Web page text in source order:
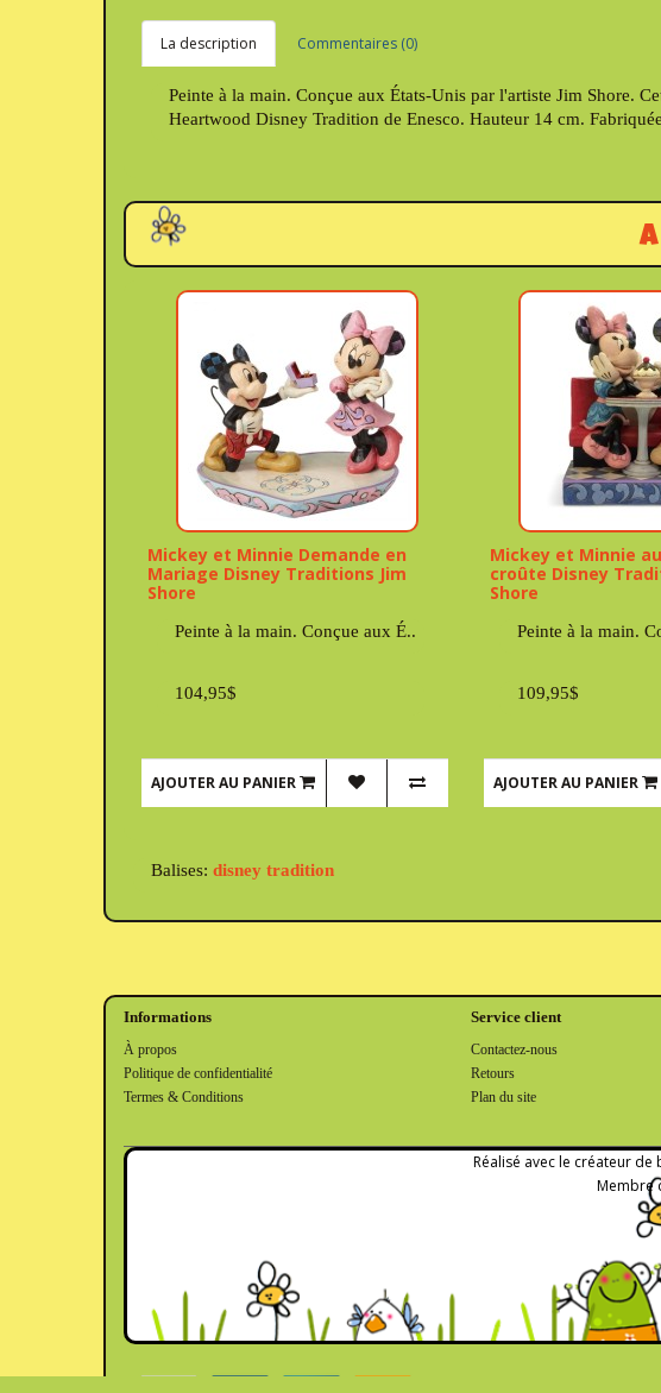
La description Commentaires (0)
Peinte à la main. Conçue aux États-Unis par l'artiste Jim Shore.
Heartwood Disney Tradition de Enesco. Hauteur 14 cm.
Mickey et Minnie Demande en
Mariage Disney Traditions Jim
Shore
Peinte à la main. Conçue aux É..
104,95$
AJOUTER AU PANIER
Mickey et Minnie
croûte Disney
Shore
Peinte à la main.
109,95$
AJOUTER AU PANIER
Balises: disney tradition
Informations
À propos
Politique de confidentialité
Termes & Conditions
Service client
Contactez-nous
Retours
Plan du site
Réalisé avec le créateur
Membre